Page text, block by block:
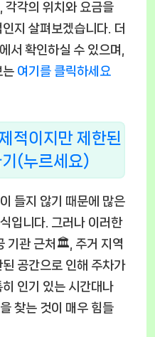
각각의 위치와 요금을
지 살펴보겠습니다. 더
에서 확인하실 수 있으며,
는 여기를 클릭하세요
적이지만 제한된
(누르세요)
들지 않기 때문에 많은
입니다. 그러나 이러한
기관 근처🏛️, 주거 지역
공간으로 인해 주차가
인기 있는 시간대나
찾는 것이 매우 힘들